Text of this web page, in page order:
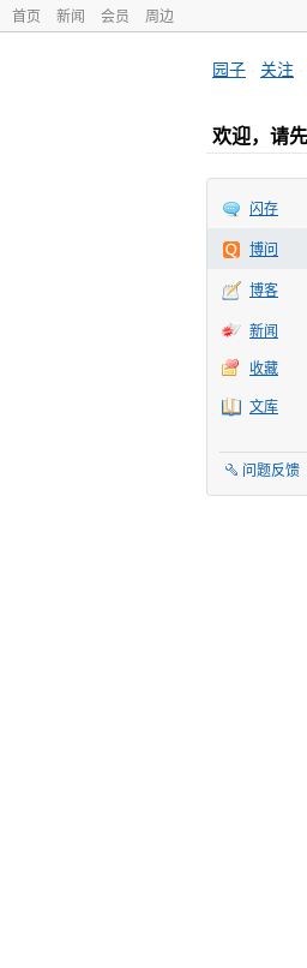
首页 新闻 会员 周边
园子 关注
欢迎，请先
闪存
博问
博客
新闻
收藏
文库
问题反馈